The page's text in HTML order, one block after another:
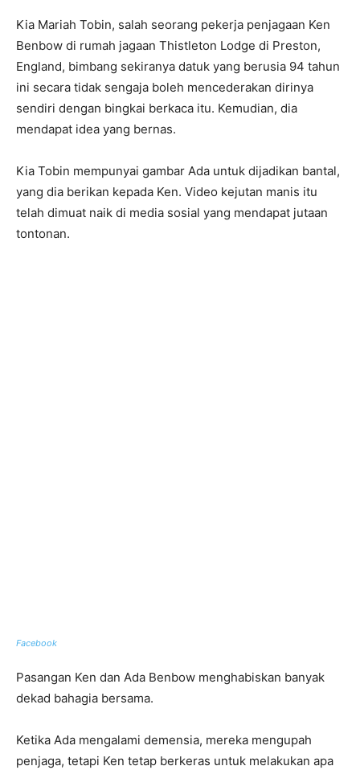
Kia Mariah Tobin, salah seorang pekerja penjagaan Ken
Benbow di rumah jagaan Thistleton Lodge di Preston,
England, bimbang sekiranya datuk yang berusia 94 tahun
ini secara tidak sengaja boleh mencederakan dirinya
sendiri dengan bingkai berkaca itu. Kemudian, dia
mendapat idea yang bernas.
Kia Tobin mempunyai gambar Ada untuk dijadikan bantal,
yang dia berikan kepada Ken. Video kejutan manis itu
telah dimuat naik di media sosial yang mendapat jutaan
tontonan.
Facebook
Pasangan Ken dan Ada Benbow menghabiskan banyak
dekad bahagia bersama.
Ketika Ada mengalami demensia, mereka mengupah
penjaga, tetapi Ken tetap berkeras untuk melakukan apa